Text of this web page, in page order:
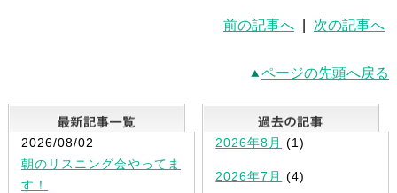
前の記事へ 次の記事へ
ページの先頭へ戻る
最新記事一覧
2026/08/02
朝のリスニング会やってま
す！
2026年8月 (1)
2026年7月 (4)